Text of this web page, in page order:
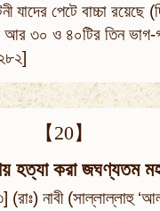
যাদের পেটে বাচ্চা রয়েছে
আর ৩০ ও ৪০টির তিন
【20】
হত্যা করা জঘণ্যতম
নাবী (সাল্লাল্লাহু